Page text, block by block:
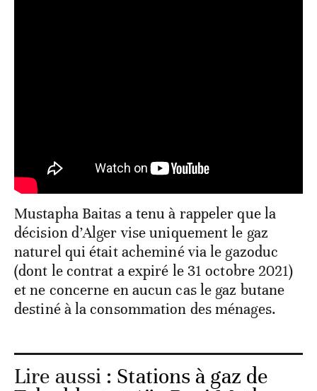
Mustapha Baitas a tenu à rappeler que la
décision d’Alger vise uniquement le gaz
naturel qui était acheminé via le gazoduc
(dont le contrat a expiré le 31 octobre 2021)
et ne concerne en aucun cas le gaz butane
destiné à la consommation des ménages.
Lire aussi : Stations à gaz de